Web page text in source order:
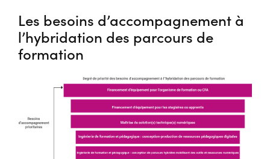
Les besoins d’accompagnement à
l’hybridation des parcours de
formation